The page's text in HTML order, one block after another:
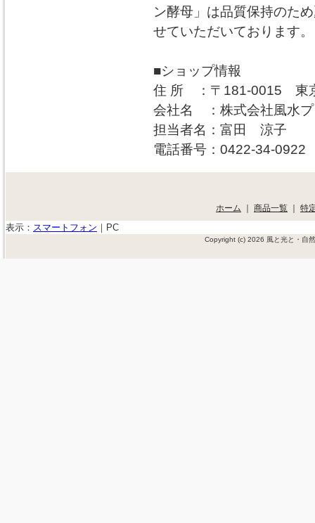
ン酵母」は品質保持のた
せていただいております。
■ショップ情報
住 所 ：〒181-0015 東
会社名 ：株式会社風水
担当者名：富田 涼子
電話番号：0422-34-0922
ホーム ｜ 商品一覧 ｜ 特
表示： スマートフォン ｜ PC
Copyright (c) 2026 風と光と・自